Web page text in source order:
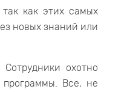
как этих самых
новых знаний или
охотно
Все, не